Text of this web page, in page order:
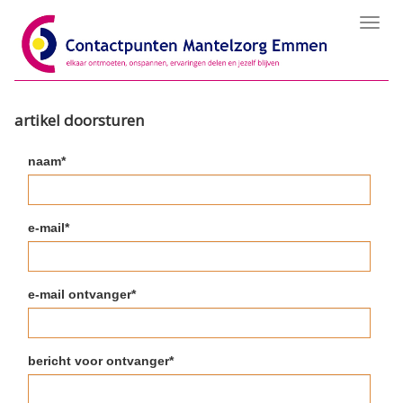
artikel doorsturen
naam*
e-mail*
e-mail ontvanger*
bericht voor ontvanger*